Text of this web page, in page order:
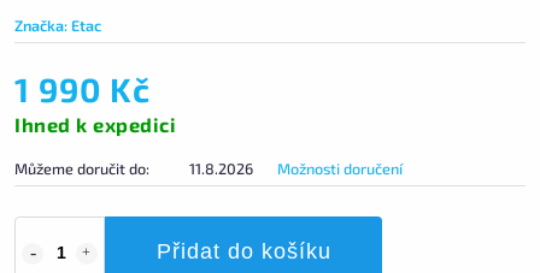
Značka:Etac
1 990 Kč
Ihned k expedici
Můžeme doručit do: 11.8.2026 Možnosti doručení
Přidat do košíku